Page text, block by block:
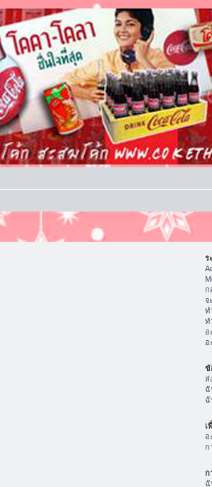
ร
ก
จ
ท
ท
อ
อ
ข้
ส่
ฉั
ฉั
เ
อ
ก
ก
ฉั